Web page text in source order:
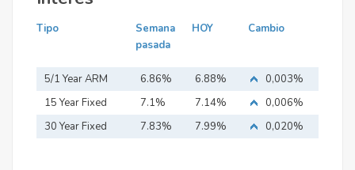
Tipo
Semana
pasada
HOY Cambio
5/1 Year ARM 6.86% 6.88%
0,003%
15 Year Fixed
Mortgage
7.1% 7.14%
0,006%
30 Year Fixed
7.83% 7.99% 0,020%